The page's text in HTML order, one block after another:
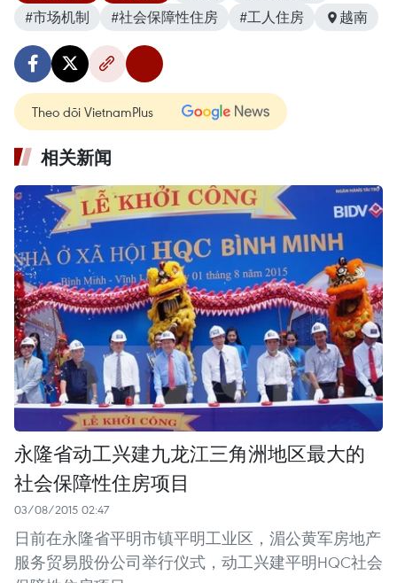
#市场机制
#社会保障性住房 #工人住房 越南
Theo dõi VietnamPlus
相关新闻
永隆省动工兴建九龙江三角洲地区最大的
社会保障性住房项目
03/08/2015 02:47
日前在永隆省平明市镇平明工业区，湄公黄军房地产
服务贸易股份公司举行仪式，动工兴建平明HQC社会